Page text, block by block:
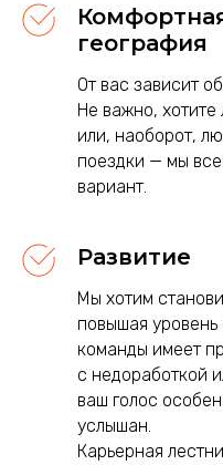
география
От вас зависит
Не важно, хотите
или, наоборот,
поездки — мы
вариант.
Развитие
Мы хотим
повышая
команды имеет
с недоработкой
ваш голос
услышан.
Карьерная